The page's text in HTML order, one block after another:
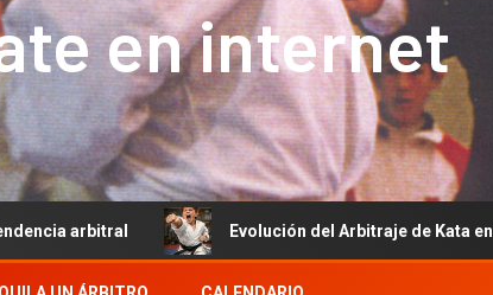
en internet
Evolución del Arbitraje de Kata en WKF (2008–2024)